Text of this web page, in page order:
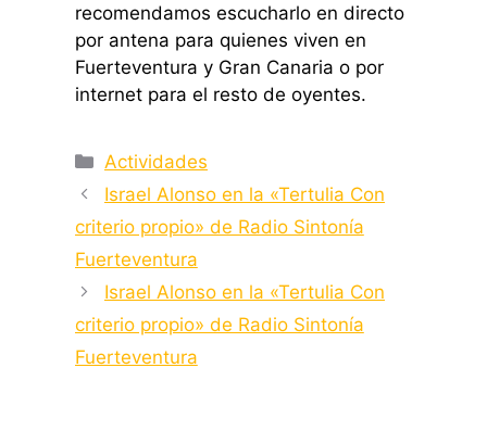
recomendamos escucharlo en directo
por antena para quienes viven en
Fuerteventura y Gran Canaria o por
internet para el resto de oyentes.
Categorías
Actividades
Israel Alonso en la «Tertulia Con
criterio propio» de Radio Sintonía
Fuerteventura
Israel Alonso en la «Tertulia Con
criterio propio» de Radio Sintonía
Fuerteventura